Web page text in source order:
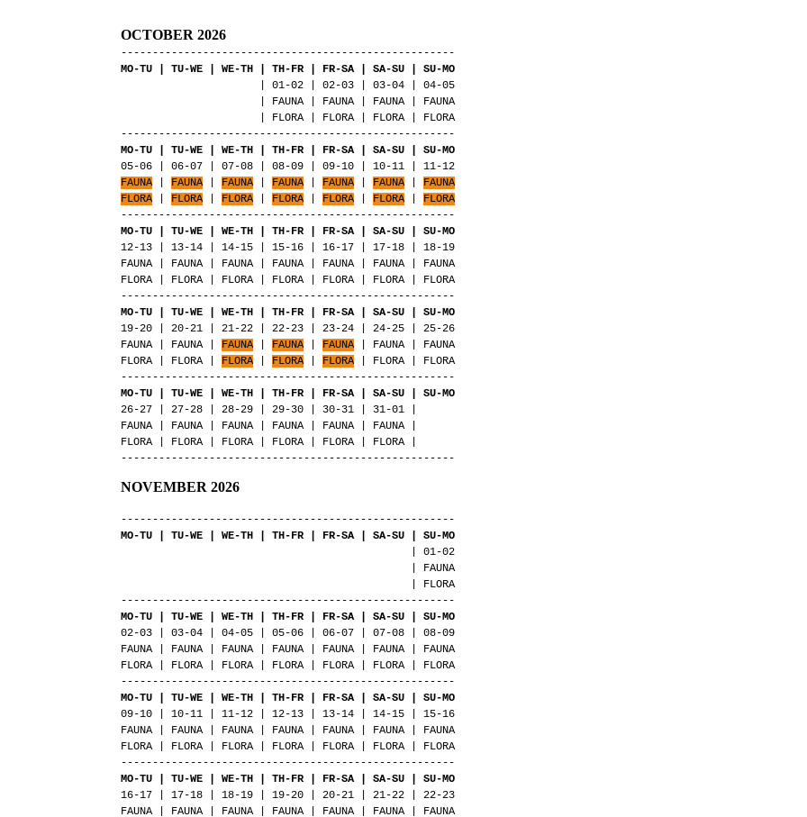
OCTOBER 2026
-----------------------------------------------------
MO-TU | TU-WE | WE-TH | TH-FR | FR-SA | SA-SU | SU-MO
| 01-02 | 02-03 | 03-04 | 04-05
| FAUNA | FAUNA | FAUNA | FAUNA
| FLORA | FLORA | FLORA | FLORA
-----------------------------------------------------
MO-TU | TU-WE | WE-TH | TH-FR | FR-SA | SA-SU | SU-MO
05-06 | 06-07 | 07-08 | 08-09 | 09-10 | 10-11 | 11-12
FAUNA
FAUNA FAUNA FAUNA FAUNA FAUNA
FAUNA
FLORA
FLORA FLORA FLORA FLORA FLORA
FLORA
-----------------------------------------------------
MO-TU | TU-WE | WE-TH | TH-FR | FR-SA | SA-SU | SU-MO
12-13 | 13-14 | 14-15 | 15-16 | 16-17 | 17-18 | 18-19
FAUNA | FAUNA | FAUNA | FAUNA | FAUNA | FAUNA | FAUNA
FLORA | FLORA | FLORA | FLORA | FLORA | FLORA | FLORA
-----------------------------------------------------
MO-TU | TU-WE | WE-TH | TH-FR | FR-SA | SA-SU | SU-MO
19-20 | 20-21 | 21-22 | 22-23 | 23-24 | 24-25 | 25-26
FAUNA | FAUNA | FAUNA FAUNA FAUNA | FAUNA | FAUNA
FLORA | FLORA | FLORA FLORA FLORA | FLORA | FLORA
-----------------------------------------------------
MO-TU | TU-WE | WE-TH | TH-FR | FR-SA | SA-SU | SU-MO
26-27 | 27-28 | 28-29 | 29-30 | 30-31 | 31-01 |
FAUNA | FAUNA | FAUNA | FAUNA | FAUNA | FAUNA |
FLORA | FLORA | FLORA | FLORA | FLORA | FLORA |
-----------------------------------------------------
NOVEMBER 2026
-----------------------------------------------------
MO-TU | TU-WE | WE-TH | TH-FR | FR-SA | SA-SU | SU-MO
| 01-02
| FAUNA
| FLORA
-----------------------------------------------------
MO-TU | TU-WE | WE-TH | TH-FR | FR-SA | SA-SU | SU-MO
02-03 | 03-04 | 04-05 | 05-06 | 06-07 | 07-08 | 08-09
FAUNA | FAUNA | FAUNA | FAUNA | FAUNA | FAUNA | FAUNA
FLORA | FLORA | FLORA | FLORA | FLORA | FLORA | FLORA
-----------------------------------------------------
MO-TU | TU-WE | WE-TH | TH-FR | FR-SA | SA-SU | SU-MO
09-10 | 10-11 | 11-12 | 12-13 | 13-14 | 14-15 | 15-16
FAUNA | FAUNA | FAUNA | FAUNA | FAUNA | FAUNA | FAUNA
FLORA | FLORA | FLORA | FLORA | FLORA | FLORA | FLORA
-----------------------------------------------------
MO-TU | TU-WE | WE-TH | TH-FR | FR-SA | SA-SU | SU-MO
16-17 | 17-18 | 18-19 | 19-20 | 20-21 | 21-22 | 22-23
FAUNA | FAUNA | FAUNA | FAUNA | FAUNA | FAUNA | FAUNA